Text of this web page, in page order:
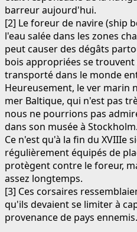
barreur aujourd'hui.
[2] Le foreur de navire (ship
l'eau salée dans les zones
peut causer des dégâts
bois appropriées se trouvent
transporté dans le monde
Heureusement, le ver marin
mer Baltique, qui n'est pas
nous ne pourrions pas
dans son musée à Stockholm.
Ce n'est qu'à la fin du XVIIIe
régulièrement équipés de
protègent contre le foreur,
assez longtemps.
[3] Ces corsaires
qu'ils devaient se limiter à
provenance de pays ennemis.